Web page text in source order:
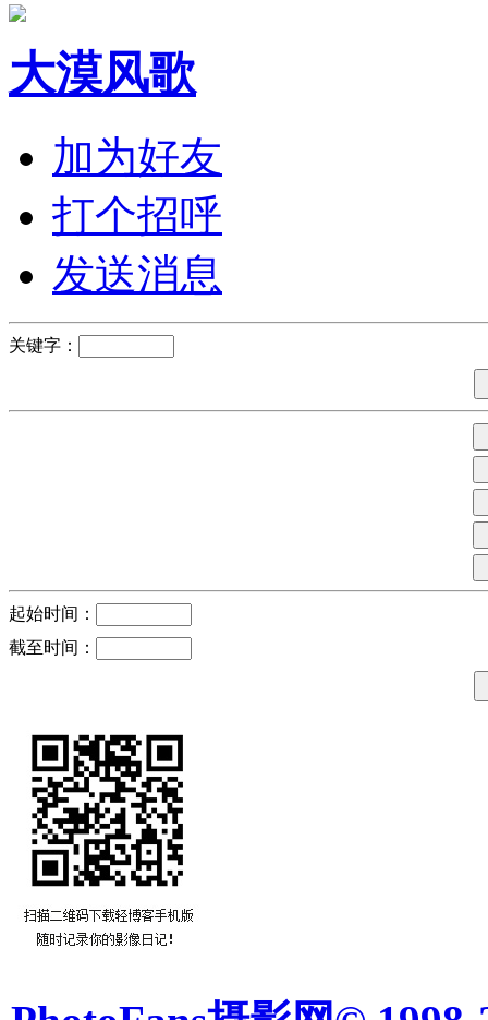
大漠风歌
加为好友
打个招呼
发送消息
关键字：
起始时间：
截至时间：